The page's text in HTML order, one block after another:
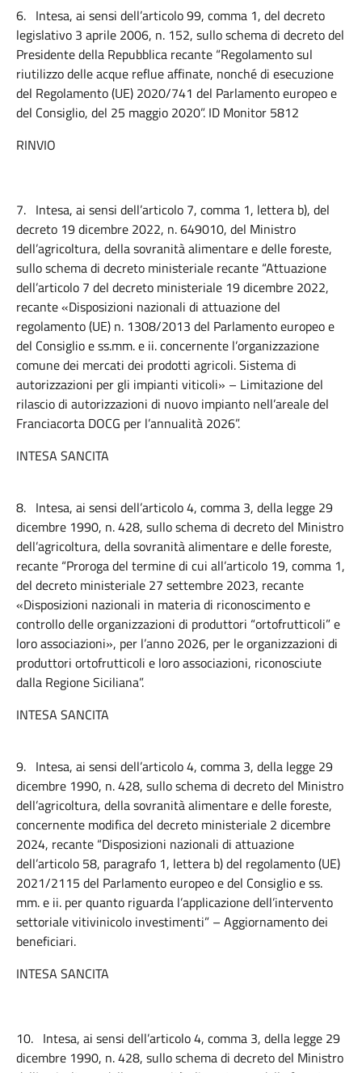
6. Intesa, ai sensi dell’articolo 99, comma 1, del decreto
legislativo 3 aprile 2006, n. 152, sullo schema di decreto del
Presidente della Repubblica recante “Regolamento sul
riutilizzo delle acque reflue affinate, nonché di esecuzione
del Regolamento (UE) 2020/741 del Parlamento europeo e
del Consiglio, del 25 maggio 2020”. ID Monitor 5812
RINVIO
7. Intesa, ai sensi dell’articolo 7, comma 1, lettera b), del
decreto 19 dicembre 2022, n. 649010, del Ministro
dell’agricoltura, della sovranità alimentare e delle foreste,
sullo schema di decreto ministeriale recante “Attuazione
dell’articolo 7 del decreto ministeriale 19 dicembre 2022,
recante «Disposizioni nazionali di attuazione del
regolamento (UE) n. 1308/2013 del Parlamento europeo e
del Consiglio e ss.mm. e ii. concernente l’organizzazione
comune dei mercati dei prodotti agricoli. Sistema di
autorizzazioni per gli impianti viticoli» – Limitazione del
rilascio di autorizzazioni di nuovo impianto nell’areale del
Franciacorta DOCG per l’annualità 2026”.
INTESA SANCITA
8. Intesa, ai sensi dell’articolo 4, comma 3, della legge 29
dicembre 1990, n. 428, sullo schema di decreto del Ministro
dell’agricoltura, della sovranità alimentare e delle foreste,
recante “Proroga del termine di cui all’articolo 19, comma 1,
del decreto ministeriale 27 settembre 2023, recante
«Disposizioni nazionali in materia di riconoscimento e
controllo delle organizzazioni di produttori “ortofrutticoli” e
loro associazioni», per l’anno 2026, per le organizzazioni di
produttori ortofrutticoli e loro associazioni, riconosciute
dalla Regione Siciliana”.
INTESA SANCITA
9. Intesa, ai sensi dell’articolo 4, comma 3, della legge 29
dicembre 1990, n. 428, sullo schema di decreto del Ministro
dell’agricoltura, della sovranità alimentare e delle foreste,
concernente modifica del decreto ministeriale 2 dicembre
2024, recante “Disposizioni nazionali di attuazione
dell’articolo 58, paragrafo 1, lettera b) del regolamento (UE)
2021/2115 del Parlamento europeo e del Consiglio e ss.
mm. e ii. per quanto riguarda l’applicazione dell’intervento
settoriale vitivinicolo investimenti” – Aggiornamento dei
beneficiari.
INTESA SANCITA
10. Intesa, ai sensi dell’articolo 4, comma 3, della legge 29
dicembre 1990, n. 428, sullo schema di decreto del Ministro